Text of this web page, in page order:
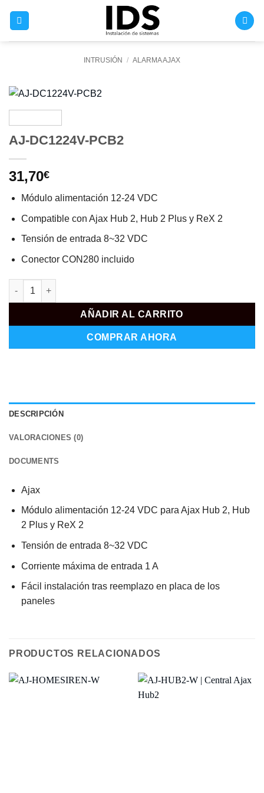
INTRUSIÓN / ALARMA AJAX
AJ-DC1224V-PCB2
31,70€
Módulo alimentación 12-24 VDC
Compatible con Ajax Hub 2, Hub 2 Plus y ReX 2
Tensión de entrada 8~32 VDC
Conector CON280 incluido
AJ-DC1224V-PCB2 cantidad
AÑADIR AL CARRITO
COMPRAR AHORA
DESCRIPCIÓN
VALORACIONES (0)
DOCUMENTS
Ajax
Módulo alimentación 12-24 VDC para Ajax Hub 2, Hub
2 Plus y ReX 2
Tensión de entrada 8~32 VDC
Corriente máxima de entrada 1 A
Fácil instalación tras reemplazo en placa de los
paneles
PRODUCTOS RELACIONADOS